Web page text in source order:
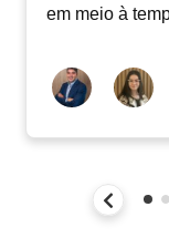
em meio à